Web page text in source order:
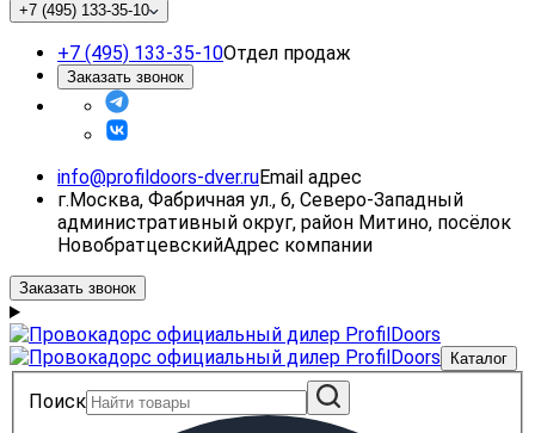
+7 (495) 133-35-10
+7 (495) 133-35-10Отдел продаж
Заказать звонок
info@profildoors-dver.ruEmail адрес
г.Москва, Фабричная ул., 6, Северо-Западный
административный округ, район Митино, посёлок
НовобратцевскийАдрес компании
Заказать звонок
Каталог
Поиск